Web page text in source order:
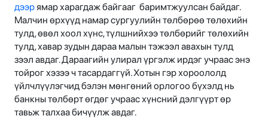
дээрямар харагдаж байгааг баримтжуулсан байдаг.
Малчин өрхүүд намар сургуулийн төлбөрөө төлөхийн
тулд, өвөл хоол хүнс, түлшнийхээ төлбөрийг төлөхийн
тулд, хавар зудын дараа малын тэжээл авахын тулд
зээл авдаг. Дараагийн улирал үргэлж ирдэг учраас энэ
тойрог хэзээ ч тасардаггүй. Хотын гэр хороололд
үйлчлүүлэгчид бэлэн мөнгөний орлогоо бүхэлд нь
банкны төлбөрт өгдөг учраас хүнсний дэлгүүрт өр
тавьж талхаа бичүүлж авдаг.